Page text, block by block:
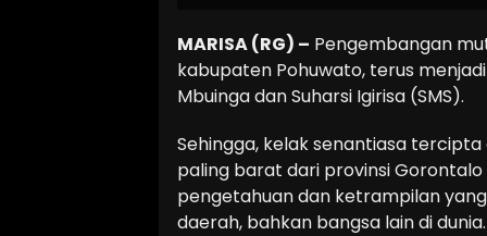
MARISA (RG) – Pengembangan
kabupaten Pohuwato, terus
Mbuinga dan Suharsi Igirisa (SMS).
Sehingga, kelak senantiasa
paling barat dari provinsi Gorontalo
pengetahuan dan ketrampilan
daerah, bahkan bangsa lain di dunia.